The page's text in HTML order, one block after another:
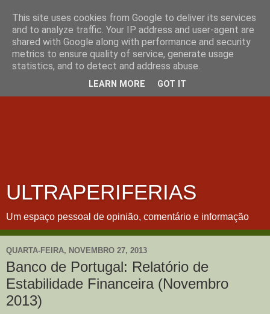
ULTRAPERIFERIAS
Um espaço pessoal de opinião, comentário e informação
QUARTA-FEIRA, NOVEMBRO 27, 2013
Banco de Portugal: Relatório de
Estabilidade Financeira (Novembro
2013)
This site uses cookies from Google to deliver its services
and to analyze traffic. Your IP address and user-agent are
shared with Google along with performance and security
metrics to ensure quality of service, generate usage
statistics, and to detect and address abuse.
LEARN MORE GOT IT